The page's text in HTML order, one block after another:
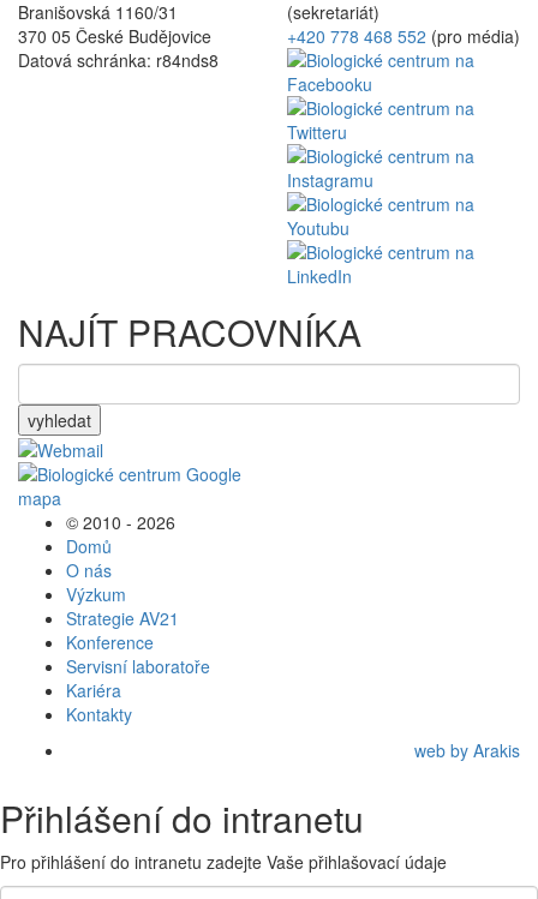
Branišovská 1160/31
370 05 České Budějovice
Datová schránka: r84nds8
(sekretariát)
+420 778 468 552 (pro média)
NAJÍT PRACOVNÍKA
vyhledat
© 2010 - 2026
Domů
O nás
Výzkum
Strategie AV21
Konference
Servisní laboratoře
Kariéra
Kontakty
web by Arakis
Přihlášení do intranetu
Pro přihlášení do intranetu zadejte Vaše přihlašovací údaje